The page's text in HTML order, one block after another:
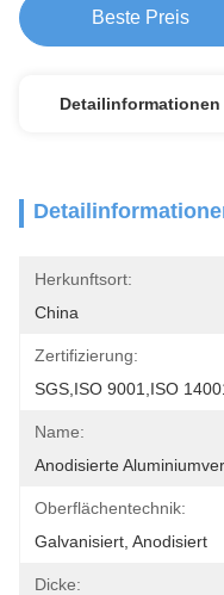
Beste Preis
Detailinformationen
Herkunftsort:
China
Zertifizierung:
SGS,ISO 9001,ISO
Name:
Anodisierte
Oberflächentechnik:
Galvanisiert, Anodisiert
Dicke: